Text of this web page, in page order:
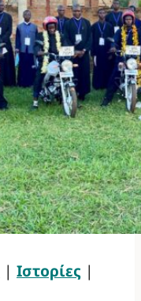
| Ιστορίες |